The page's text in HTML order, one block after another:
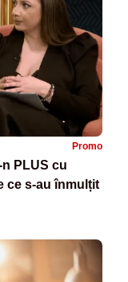
Promo
PLUS cu
ce s-au înmulțit